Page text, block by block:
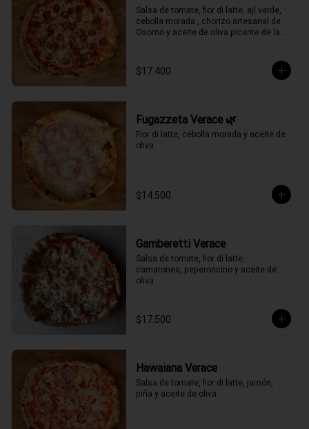
Salsa de tomate, fior di latte, ají verde,
cebolla morada , chorizo artesanal de
Osorno y aceite de oliva picante de la
$17.400
Fugazzeta Verace 🌿
Fior di latte, cebolla morada y aceite de
oliva.
$14.500
Gamberetti Verace
Salsa de tomate, fior di latte,
camarones, peperoncino y aceite de
oliva.
$17.500
Hawaiana Verace
Salsa de tomate, fior di latte, jamón,
piña y aceite de oliva.